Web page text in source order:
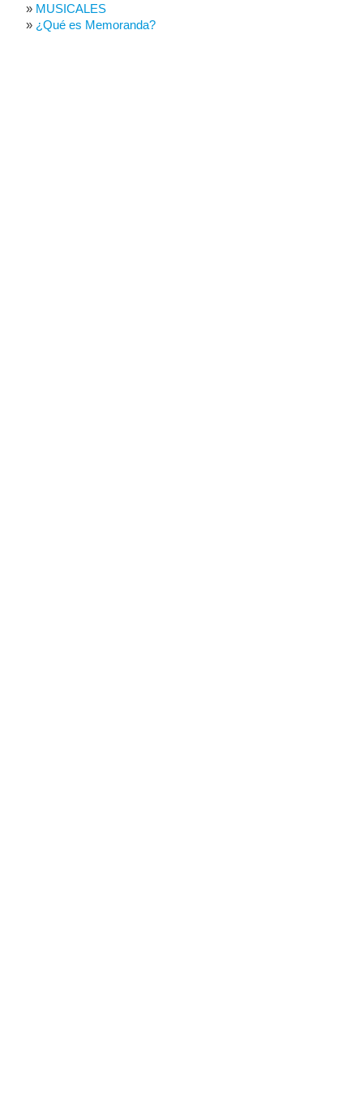
MUSICALES
¿Qué es Memoranda?